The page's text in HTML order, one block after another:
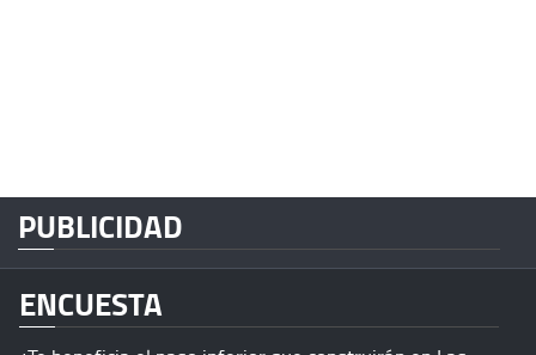
PUBLICIDAD
ENCUESTA